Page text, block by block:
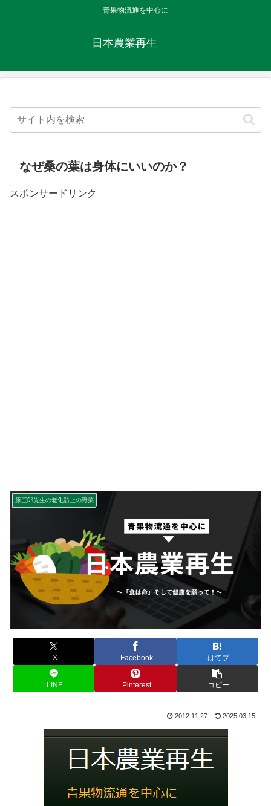
青果物流通を中心に
日本農業再生
なぜ桑の葉は身体にいいのか？
スポンサードリンク
原三郎先生の老化防止の野菜
X Facebook はてブ
LINE Pinterest コピー
2012.11.27 2025.03.15